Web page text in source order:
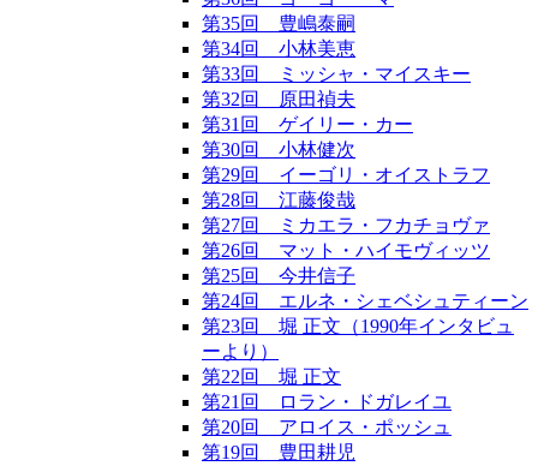
第35回 豊嶋泰嗣
第34回 小林美恵
第33回 ミッシャ・マイスキー
第32回 原田禎夫
第31回 ゲイリー・カー
第30回 小林健次
第29回 イーゴリ・オイストラフ
第28回 江藤俊哉
第27回 ミカエラ・フカチョヴァ
第26回 マット・ハイモヴィッツ
第25回 今井信子
第24回 エルネ・シェベシュティーン
第23回 堀 正文（1990年インタビュ
ーより）
第22回 堀 正文
第21回 ロラン・ドガレイユ
第20回 アロイス・ポッシュ
第19回 豊田耕児